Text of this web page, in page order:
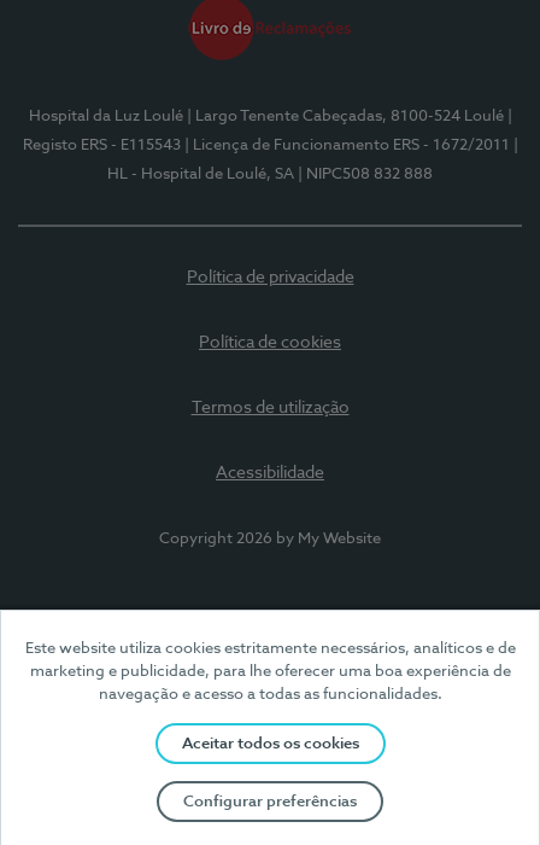
Este website utiliza cookies estritamente necessários, analíticos e de
marketing e publicidade, para lhe oferecer uma boa experiência de
navegação e acesso a todas as funcionalidades.
Aceitar todos os cookies
Configurar preferências
Hospital da Luz Loulé | Largo Tenente Cabeçadas, 8100-524 Loulé
Registo ERS - E115543
| Licença de Funcionamento ERS - 1672/2011
HL - Hospital de Loulé, SA
| NIPC508 832 888
Política de privacidade
Política de cookies
Termos de utilização
Acessibilidade
Copyright 2026 by My Website